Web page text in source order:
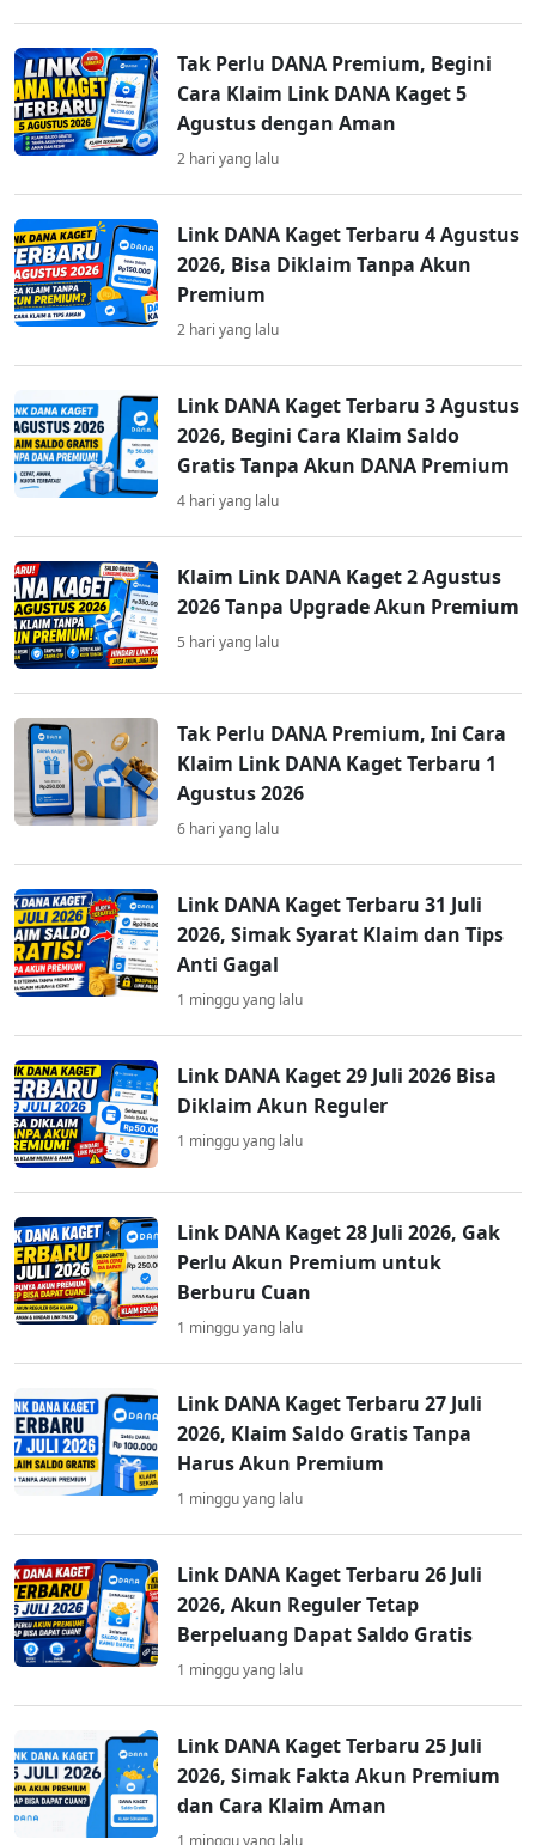
Tak Perlu DANA Premium, Begini
Cara Klaim Link DANA Kaget 5
Agustus dengan Aman
2 hari yang lalu
Link DANA Kaget Terbaru 4 Agustus
2026, Bisa Diklaim Tanpa Akun
Premium
2 hari yang lalu
Link DANA Kaget Terbaru 3 Agustus
2026, Begini Cara Klaim Saldo
Gratis Tanpa Akun DANA Premium
4 hari yang lalu
Klaim Link DANA Kaget 2 Agustus
2026 Tanpa Upgrade Akun Premium
5 hari yang lalu
Tak Perlu DANA Premium, Ini Cara
Klaim Link DANA Kaget Terbaru 1
Agustus 2026
6 hari yang lalu
Link DANA Kaget Terbaru 31 Juli
2026, Simak Syarat Klaim dan Tips
Anti Gagal
1 minggu yang lalu
Link DANA Kaget 29 Juli 2026 Bisa
Diklaim Akun Reguler
1 minggu yang lalu
Link DANA Kaget 28 Juli 2026, Gak
Perlu Akun Premium untuk
Berburu Cuan
1 minggu yang lalu
Link DANA Kaget Terbaru 27 Juli
2026, Klaim Saldo Gratis Tanpa
Harus Akun Premium
1 minggu yang lalu
Link DANA Kaget Terbaru 26 Juli
2026, Akun Reguler Tetap
Berpeluang Dapat Saldo Gratis
1 minggu yang lalu
Link DANA Kaget Terbaru 25 Juli
2026, Simak Fakta Akun Premium
dan Cara Klaim Aman